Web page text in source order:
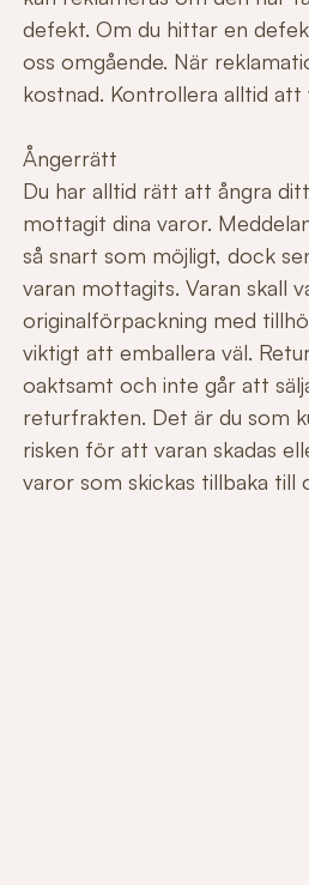
defekt. Om du hittar en
oss omgående. När
kostnad. Kontrollera alltid
Ångerrätt
Du har alltid rätt att ångra
mottagit dina varor.
så snart som möjligt, dock
varan mottagits. Varan skall
originalförpackning med
viktigt att emballera väl.
oaktsamt och inte går att
returfrakten. Det är du som
risken för att varan skadas
varor som skickas tillbaka till